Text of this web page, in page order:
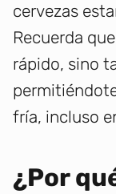
cervezas
Recuerda
rápido, sino
fría, incluso
¿Por